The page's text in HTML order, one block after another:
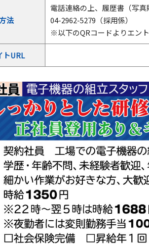
法
電話連絡の上、履歴書（写真
04-2962-5279（採用係）
※以下のQRコードよりエント
トURL